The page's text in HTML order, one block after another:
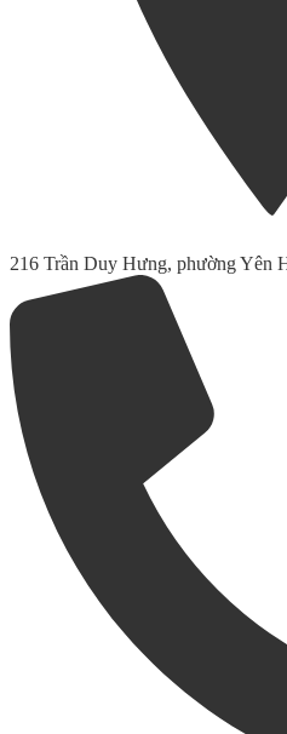
216 Trần Duy Hưng, phường Yên